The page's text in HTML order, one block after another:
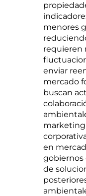
menores
requieren
enviar
mercado
buscan
marketing
en
gobiernos
de